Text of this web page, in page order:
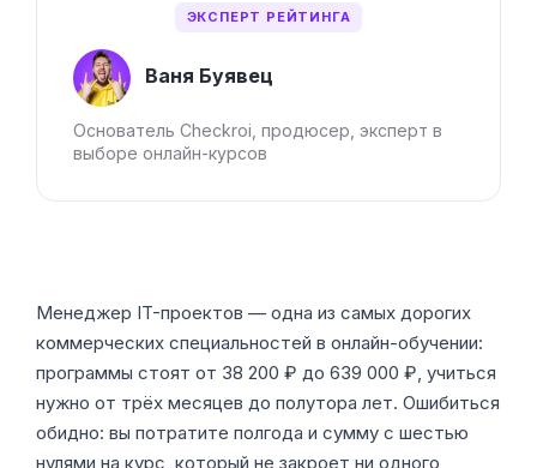
ЭКСПЕРТ РЕЙТИНГА
Ваня Буявец
Основатель Checkroi, продюсер, эксперт в
выборе онлайн-курсов
Менеджер IT-проектов — одна из самых дорогих
коммерческих специальностей в онлайн-обучении:
программы стоят от 38 200 ₽ до 639 000 ₽, учиться
нужно от трёх месяцев до полутора лет. Ошибиться
обидно: вы потратите полгода и сумму с шестью
нулями на курс, который не закроет ни одного